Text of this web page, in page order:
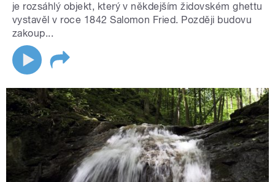
je rozsáhlý objekt, který v někdejším židovském ghettu
vystavěl v roce 1842 Salomon Fried. Později budovu
zakoup...